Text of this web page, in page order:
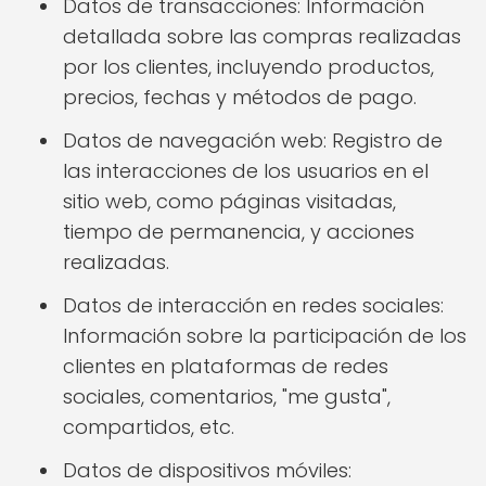
Datos de transacciones: Información
detallada sobre las compras realizadas
por los clientes, incluyendo productos,
precios, fechas y métodos de pago.
Datos de navegación web: Registro de
las interacciones de los usuarios en el
sitio web, como páginas visitadas,
tiempo de permanencia, y acciones
realizadas.
Datos de interacción en redes sociales:
Información sobre la participación de los
clientes en plataformas de redes
sociales, comentarios, "me gusta",
compartidos, etc.
Datos de dispositivos móviles: